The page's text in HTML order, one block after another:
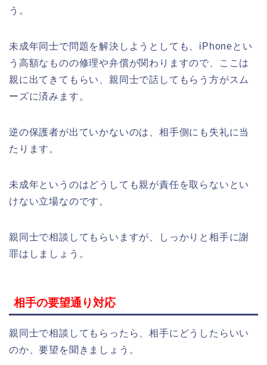
う。
未成年同士で問題を解決しようとしても、iPhoneとい
う高額なものの修理や弁償が関わりますので、ここは
親に出てきてもらい、親同士で話してもらう方がスム
ーズに済みます。
逆の保護者が出ていかないのは、相手側にも失礼に当
たります。
未成年というのはどうしても親が責任を取らないとい
けない立場なのです。
親同士で相談してもらいますが、しっかりと相手に謝
罪はしましょう。
相手の要望通り対応
親同士で相談してもらったら、相手にどうしたらいい
のか、要望を聞きましょう。